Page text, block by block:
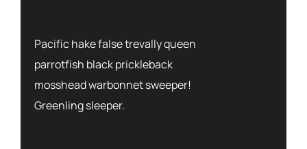
Pacific hake false trevally queen
parrotfish black prickleback
mosshead warbonnet sweeper!
Greenling sleeper.